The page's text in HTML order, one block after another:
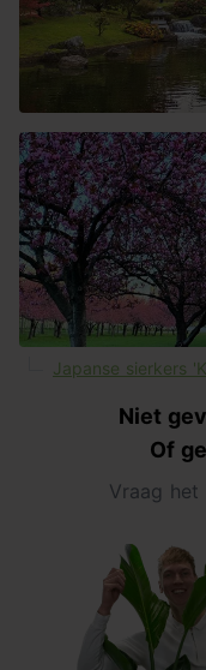
Japanse sierkers
Niet
Of
Vraag